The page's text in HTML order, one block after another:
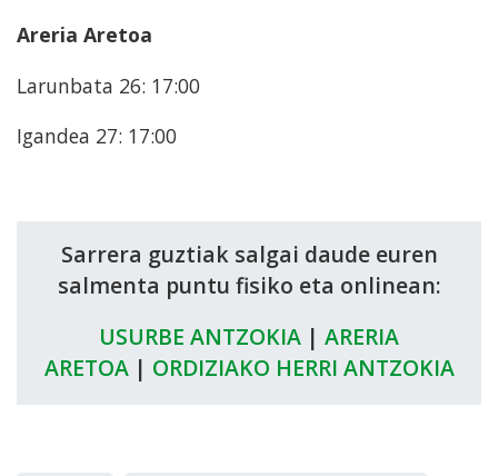
Areria Aretoa
Larunbata 26: 17:00
Igandea 27: 17:00
Sarrera guztiak salgai daude euren
salmenta puntu fisiko eta onlinean:
USURBE ANTZOKIA | ARERIA
ARETOA| ORDIZIAKO HERRI ANTZOKIA